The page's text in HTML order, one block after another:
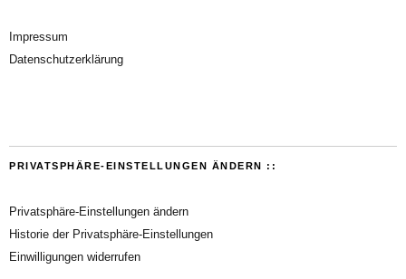
Impressum
Datenschutzerklärung
PRIVATSPHÄRE-EINSTELLUNGEN ÄNDERN ::
Privatsphäre-Einstellungen ändern
Historie der Privatsphäre-Einstellungen
Einwilligungen widerrufen